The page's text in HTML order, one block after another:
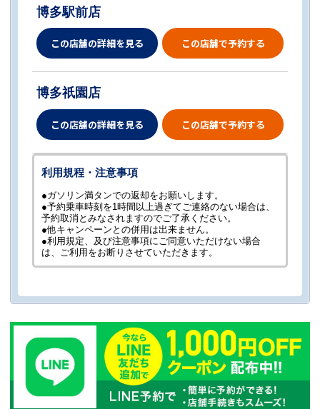
博多駅前店
この店舗の詳細を見る この店舗で予約する
博多祇園店
この店舗の詳細を見る この店舗で予約する
利用規程・注意事項
●ガソリン満タンでの返却をお願いします。
●予約乗車時刻を1時間以上過ぎてご連絡のない場合は、
予約取消とみなされますのでご了承ください。
●他キャンペーンとの併用は出来ません。
●利用規定、及び注意事項にご同意いただけない場合
は、ご利用をお断りさせていただきます。